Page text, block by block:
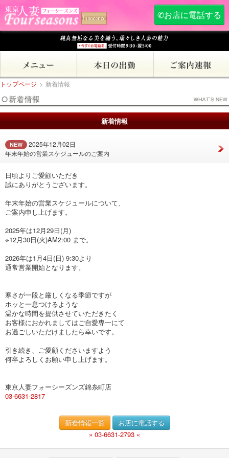
✆お店に電話する
トップページ > 新着情報
新着情報
NEW
2025年12月02日
年末年始の営業スケジュールのご案内
日頃よりご愛顧いただき
誠にありがとうございます。
年末年始の営業スケジュールについて、
ご案内申し上げます。
2025年は12月29日(月)
※12月30日(火)AM2:00 まで。
2026年は1月4日(日) 9:30より
通常営業開始となります。
寒さが一段と厳しくなる季節ですが
ホッと一息つけるような
温かな時間を提供させていただきたく
お客様におかれましてはご自愛専一にて
お過ごしいただけましたら幸いです。
引き続き、ご愛顧くださいますよう
何卒よろしくお願い申し上げます。
東京人妻フォーシーズンズ錦糸町店
03-6631-2817
新着情報一覧
お店に電話する
» 03-6631-2793 «